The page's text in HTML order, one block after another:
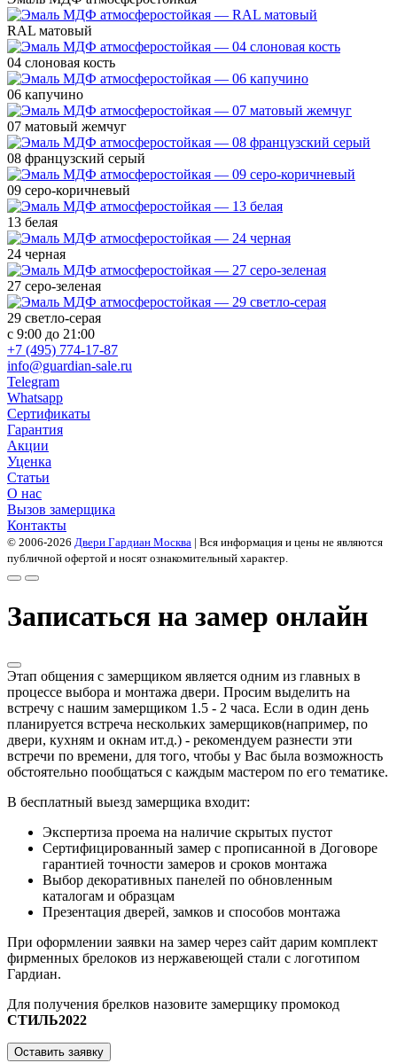
RAL матовый
04 слоновая кость
06 капучино
07 матовый жемчуг
08 французский серый
09 серо-коричневый
13 белая
24 черная
27 серо-зеленая
29 светло-серая
с 9:00 до 21:00
+7 (495) 774-17-87
info@guardian-sale.ru
Telegram
Whatsapp
Сертификаты
Гарантия
Акции
Уценка
Статьи
О нас
Вызов замерщика
Контакты
© 2006-2026 Двери Гардиан Москва | Вся информация и цены не являются
публичной офертой и носят ознакомительный характер.
Записаться на замер онлайн
Этап общения с замерщиком является одним из главных в
процессе выбора и монтажа двери. Просим выделить на
встречу с нашим замерщиком 1.5 - 2 часа. Если в один день
планируется встреча нескольких замерщиков(например, по
двери, кухням и окнам ит.д.) - рекомендуем разнести эти
встречи по времени, для того, чтобы у Вас была возможность
обстоятельно пообщаться с каждым мастером по его тематике.
В бесплатный выезд замерщика входит:
Экспертиза проема на наличие скрытых пустот
Сертифицированный замер с прописанной в Договоре
гарантией точности замеров и сроков монтажа
Выбор декоративных панелей по обновленным
каталогам и образцам
Презентация дверей, замков и способов монтажа
При оформлении заявки на замер через сайт дарим комплект
фирменных брелоков из нержавеющей стали с логотипом
Гардиан.
Для получения брелков назовите замерщику промокод
СТИЛЬ2022
Оставить заявку